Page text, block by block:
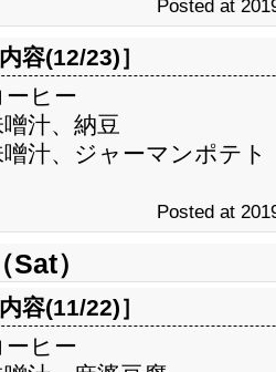
Posted at
容(12/23)］
ヒー
汁、納豆
汁、ジャーマンポテト
Posted at
）
容(11/22)］
ヒー